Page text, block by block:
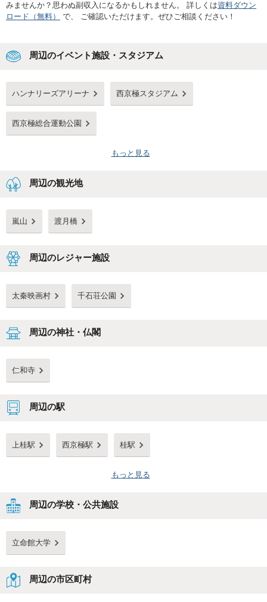
みませんか？思わぬ副収入になるかもしれません。 詳しくは資料ダウン
ロード（無料）
で、 ご確認いただけます。ぜひご相談ください！
周辺のイベント施設・スタジアム
ハンナリーズアリーナ 西京極スタジアム
西京極総合運動公園
もっと見る
周辺の観光地
嵐山 渡月橋
周辺のレジャー施設
太秦映画村 千石荘公園
周辺の神社・仏閣
仁和寺
周辺の駅
上桂駅 西京極駅 桂駅
もっと見る
周辺の学校・公共施設
立命館大学
周辺の市区町村